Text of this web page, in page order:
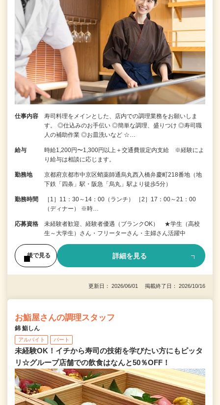
仕事内容
寿司料理をメインとした、店内での調理業務をお願いしま
す。 ◎仕込みのお手伝い ◎簡単な調理、盛りつけ ◎寿司職
人の補助作業 ◎お皿洗いなど ☆…
給与
時給1,200円〜1,300円以上＋交通費規定内支給 ※経験によ
り給与は相談に応じます。
勤務地
京都府京都市中京区蛸薬師通烏丸西入橋弁慶町218番地（地
下鉄「四条」駅・阪急「烏丸」駅より徒歩5分）
勤務時間
［1］11：30～14：00（ランチ） ［2］17：00～21：00
（ディナー） ※時…
応募資格
未経験者歓迎、経験者優遇（ブランクOK） ★学生（高校
生～大学生）さん・フリーターさん・主婦さん活躍中
後で見る 詳細を見る
更新日： 2026/06/01 掲載終了日： 2026/10/16
お鮨屋さんの調理スタッフ
錦 鮨しん
アルバイト パート
未経験OK！イチから寿司の技術を学びたい方にもピッタ
リ☆グループ店舗での飲食はなんと50％OFF！